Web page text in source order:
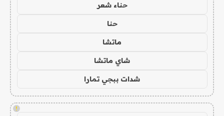
حناء شعر
حنا
ماتشا
شاي ماتشا
شدات ببجي تمارا
!